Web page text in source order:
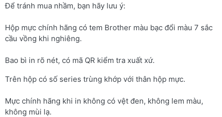
Để tránh mua nhầm, bạn hãy lưu ý:
Hộp mực chính hãng có tem Brother màu bạc đổi màu 7 sắc
cầu vồng khi nghiêng.
Bao bì in rõ nét, có mã QR kiểm tra xuất xứ.
Trên hộp có số series trùng khớp với thân hộp mực.
Mực chính hãng khi in không có vệt đen, không lem màu,
không mùi lạ.